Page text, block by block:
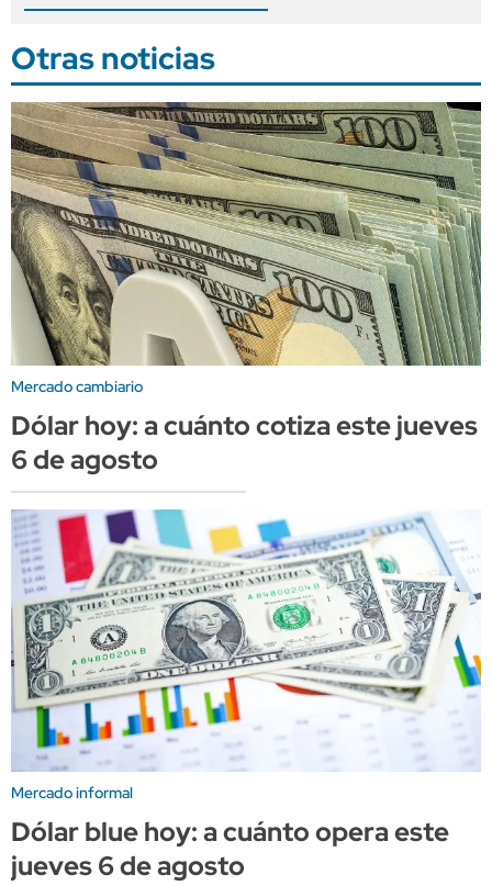
Otras noticias
Mercado cambiario
Dólar hoy: a cuánto cotiza este jueves
6 de agosto
Mercado informal
Dólar blue hoy: a cuánto opera este
jueves 6 de agosto